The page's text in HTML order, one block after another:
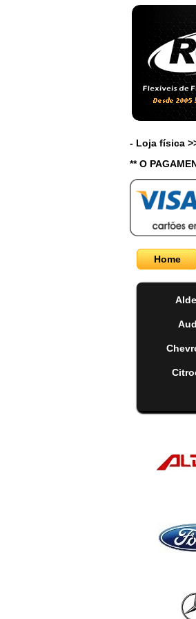
- Loja física
** O
Home